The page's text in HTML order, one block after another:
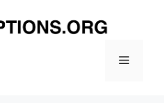
Menu